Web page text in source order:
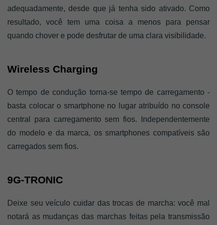
adequadamente, desde que já tenha sido ativado. Como
resultado, você tem uma coisa a menos para pensar
quando chover e pode desfrutar de uma clara visibilidade.
Wireless Charging
O tempo de condução torna-se tempo de carregamento -
basta colocar o smartphone no lugar atribuído no console
central para carregamento sem fios. Independentemente
do modelo e da marca, os smartphones compatíveis são
carregados sem fios.
9G-TRONIC
Deixe seu veículo cuidar das trocas de marcha: você mal
notará as mudanças das marchas feitas pela transmissão